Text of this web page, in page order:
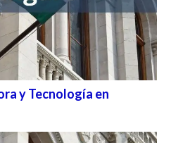
y Tecnología en